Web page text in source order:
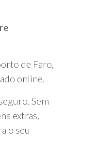
de Faro,
online.
Sem
extras,
o seu